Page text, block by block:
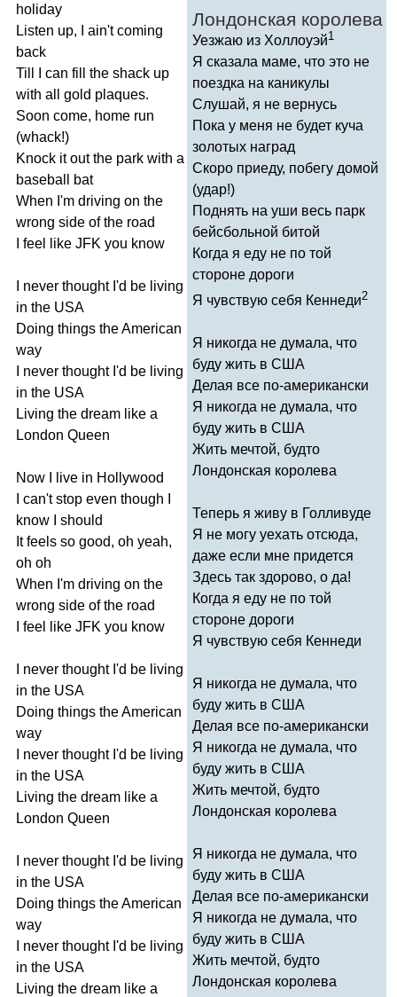
holiday
Listen up, ain't coming
back
Till
can fill the shack up
with all gold plaques.
Soon come, home run
(whack!)
Knock it out the park with a
baseball
bat
When I'm driving on the
wrong side of the road
feel like JFK you know
never thought I'd be living
in the USA
Doing things theAmerican
way
never thought I'd be living
in the USA
Living the dream like a
London Queen
Now live in Hollywood
can't stop even though
know
should
It feels so good, oh yeah,
oh oh
When I'm driving on the
wrong side of the road
feel like JFK you know
never thought I'd be living
in the USA
Doing things theAmerican
way
never thought I'd be living
in the USA
Living the dream like a
London Queen
never thought I'd be living
in the USA
Doing things theAmerican
way
never thought I'd be living
in the USA
Living the dream like a
Лондонская королева
Уезжаю из Холлоуэй1
Я сказала маме, что это не
поездка на каникулы
Слушай, я не вернусь
Пока у меня не будет куча
золотых наград
Скоро приеду, побегу домой
(удар!)
Поднять на уши весь парк
бейсбольной битой
Когда я еду не по той
стороне дороги
Я чувствую себя Кеннеди2
Я никогда не думала, что
буду жить в США
Делая все по-американски
Я никогда не думала, что
буду жить в США
Жить мечтой, будто
Лондонская королева
Теперь я живу в Голливуде
Я не могу уехать отсюда,
даже если мне придется
Здесь так здорово, о да!
Когда я еду не по той
стороне дороги
Я чувствую себя Кеннеди
Я никогда не думала, что
буду жить в США
Делая все по-американски
Я никогда не думала, что
буду жить в США
Жить мечтой, будто
Лондонская королева
Я никогда не думала, что
буду жить в США
Делая все по-американски
Я никогда не думала, что
буду жить в США
Жить мечтой, будто
Лондонская королева